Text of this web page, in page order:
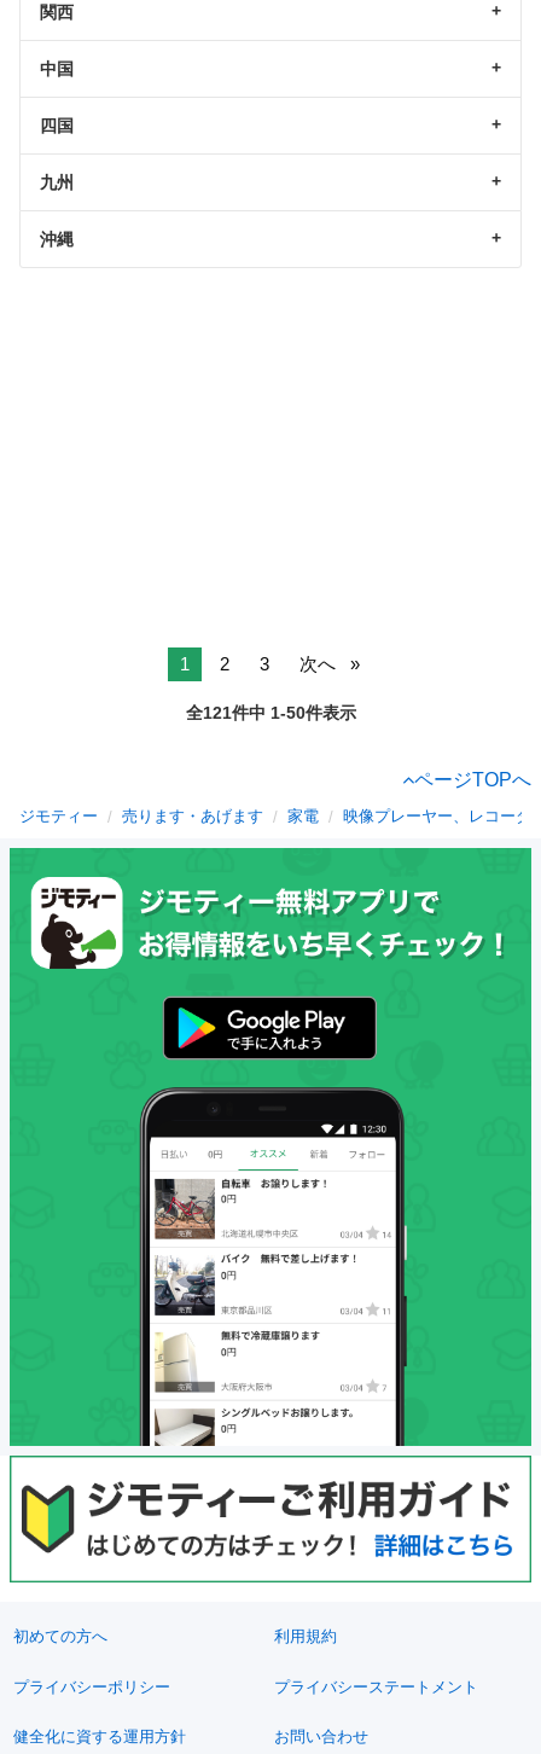
関西
中国
四国
九州
沖縄
1 2 3 次へ
全121件中 1-50件表示
ページTOPへ
ジモティー 売ります・あげます 家電 映像プレーヤー、レコーダ
初めての方へ 利用規約
プライバシーポリシー プライバシーステートメント
健全化に資する運用方針 お問い合わせ